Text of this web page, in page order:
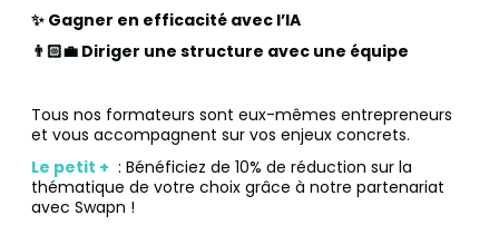
✨ Gagner en efficacité avec l’IA
👨🏻‍💼 Diriger une structure avec une équipe
Tous nos formateurs sont eux-mêmes entrepreneurs
et vous accompagnent sur vos enjeux concrets.
Le petit + : Bénéficiez de 10% de réduction sur la
thématique de votre choix grâce à notre partenariat
avec Swapn !